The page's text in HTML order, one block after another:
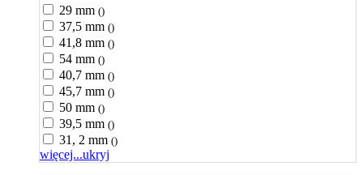
29 mm ()
37,5 mm ()
41,8 mm ()
54 mm ()
40,7 mm ()
45,7 mm ()
50 mm ()
39,5 mm ()
31, 2 mm ()
więcej...ukryj